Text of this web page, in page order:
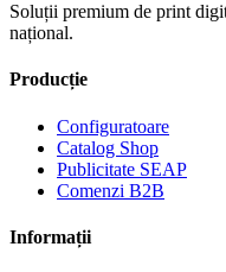
Soluții premium de print
național.
Producție
Configuratoare
Catalog Shop
Publicitate SEAP
Comenzi B2B
Informații